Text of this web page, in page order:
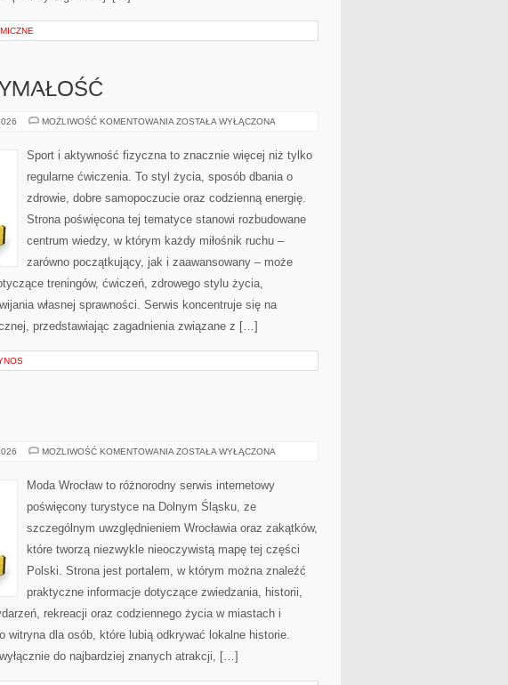
MOŻLIWOŚĆ KOMENTOWANIA KARDIO
ZOSTAŁA WYŁĄCZONA
Sport i aktywność fizyczna to znacznie więcej niż tylko
regularne ćwiczenia. To styl życia, sposób dbania o
zdrowie, dobre samopoczucie oraz codzienną energię.
Strona poświęcona tej tematyce stanowi rozbudowane
centrum wiedzy, w którym każdy miłośnik ruchu –
zarówno początkujący, jak i zaawansowany – może
treningów, ćwiczeń, zdrowego stylu życia,
własnej sprawności. Serwis koncentruje się na
przedstawiając zagadnienia związane z […]
MOŻLIWOŚĆ KOMENTOWANIA BOLESŁAWIEC
ZOSTAŁA WYŁĄCZONA
Moda Wrocław to różnorodny serwis internetowy
poświęcony turystyce na Dolnym Śląsku, ze
szczególnym uwzględnieniem Wrocławia oraz zakątków,
które tworzą niezwykle nieoczywistą mapę tej części
Polski. Strona jest portalem, w którym można znaleźć
praktyczne informacje dotyczące zwiedzania, historii,
rekreacji oraz codziennego życia w miastach i
witryna dla osób, które lubią odkrywać lokalne historie.
do najbardziej znanych atrakcji, […]